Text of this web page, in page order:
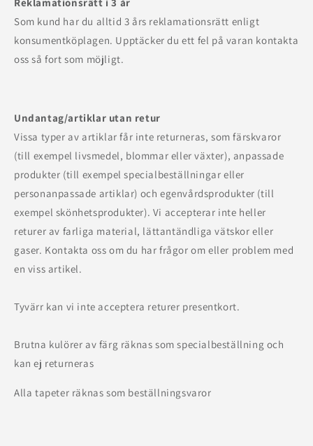
Som kund har du alltid 3 års reklamationsrätt enligt
konsumentköplagen. Upptäcker du ett fel på varan kontakta
oss så fort som möjligt.
Undantag/artiklar utan retur
Vissa typer av artiklar får inte returneras, som färskvaror
(till exempel livsmedel, blommar eller växter), anpassade
produkter (till exempel specialbeställningar eller
personanpassade artiklar) och egenvårdsprodukter (till
exempel skönhetsprodukter). Vi accepterar inte heller
returer av farliga material, lättantändliga vätskor eller
gaser. Kontakta oss om du har frågor om eller problem med
en viss artikel.
Tyvärr kan vi inte acceptera returer presentkort.
Brutna kulörer av färg räknas som specialbeställning och
kan ej returneras
Alla tapeter räknas som beställningsvaror